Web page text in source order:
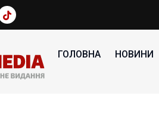
ГОЛОВНА НОВИНИ